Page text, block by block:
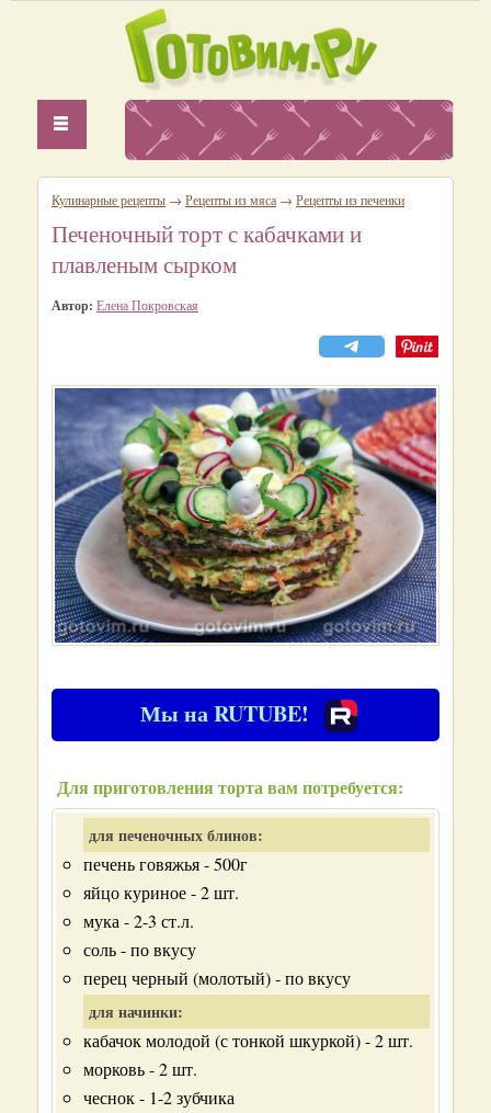
Кулинарные рецепты → Рецепты из мяса → Рецепты из печенки
Печеночный торт с кабачками и
плавленым сырком
Автор: Елена Покровская
Мы на RUTUBE!
Для приготовления торта вам потребуется:
для печеночных блинов:
печень говяжья - 500г
яйцо куриное - 2 шт.
мука - 2-3 ст.л.
соль - по вкусу
перец черный (молотый) - по вкусу
для начинки:
кабачок молодой (с тонкой шкуркой) - 2 шт.
морковь - 2 шт.
чеснок - 1-2 зубчика